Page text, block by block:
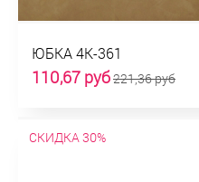
ЮБКА 4К-361
110,67 руб221,36 руб
СКИДКА 30%